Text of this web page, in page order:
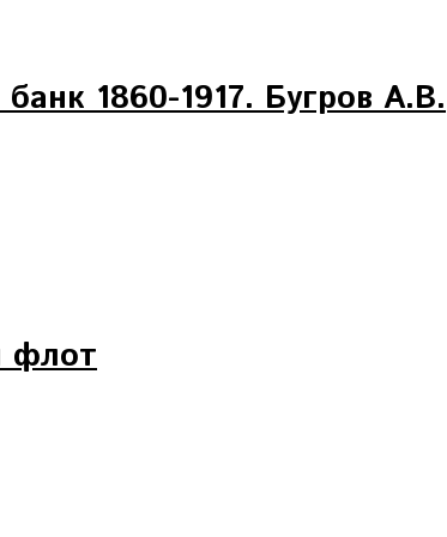
1860-1917. Бугров А.В.
флот